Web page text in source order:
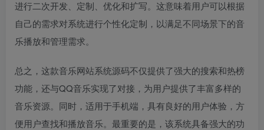
进行二次开发、定制、优化和扩写。这意味着用户可以根据
自己的需求对系统进行个性化定制，以满足不同场景下的音
乐播放和管理需求。
总之，这款音乐网站系统源码不仅提供了强大的搜索和热榜
功能，还与QQ音乐实现了对接，为用户提供了丰富多样的
音乐资源。同时，适用于手机端，具有良好的用户体验，方
便用户查找和播放音乐。最重要的是，该系统具备强大的功